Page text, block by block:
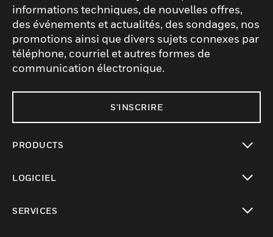
informations techniques, de nouvelles offres,
des événements et actualités, des sondages, nos
promotions ainsi que divers sujets connexes par
téléphone, courriel et autres formes de
communication électronique.
S'INSCRIRE
PRODUCTS
LOGICIEL
SERVICES